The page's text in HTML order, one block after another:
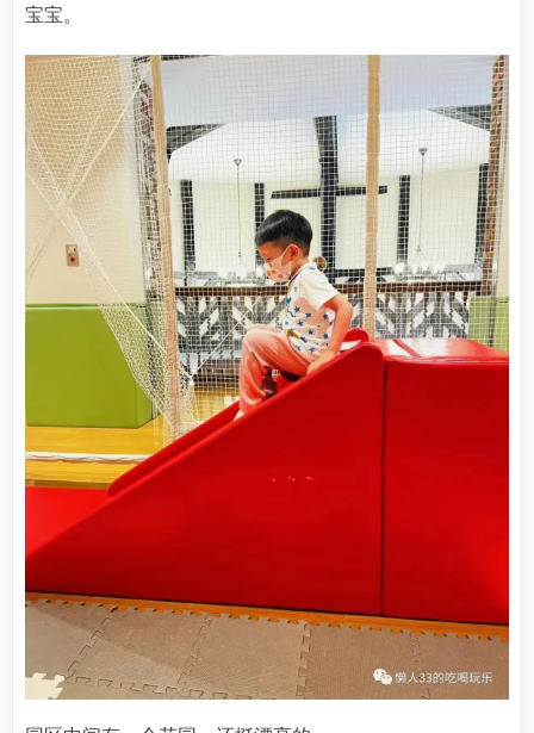
宝宝。